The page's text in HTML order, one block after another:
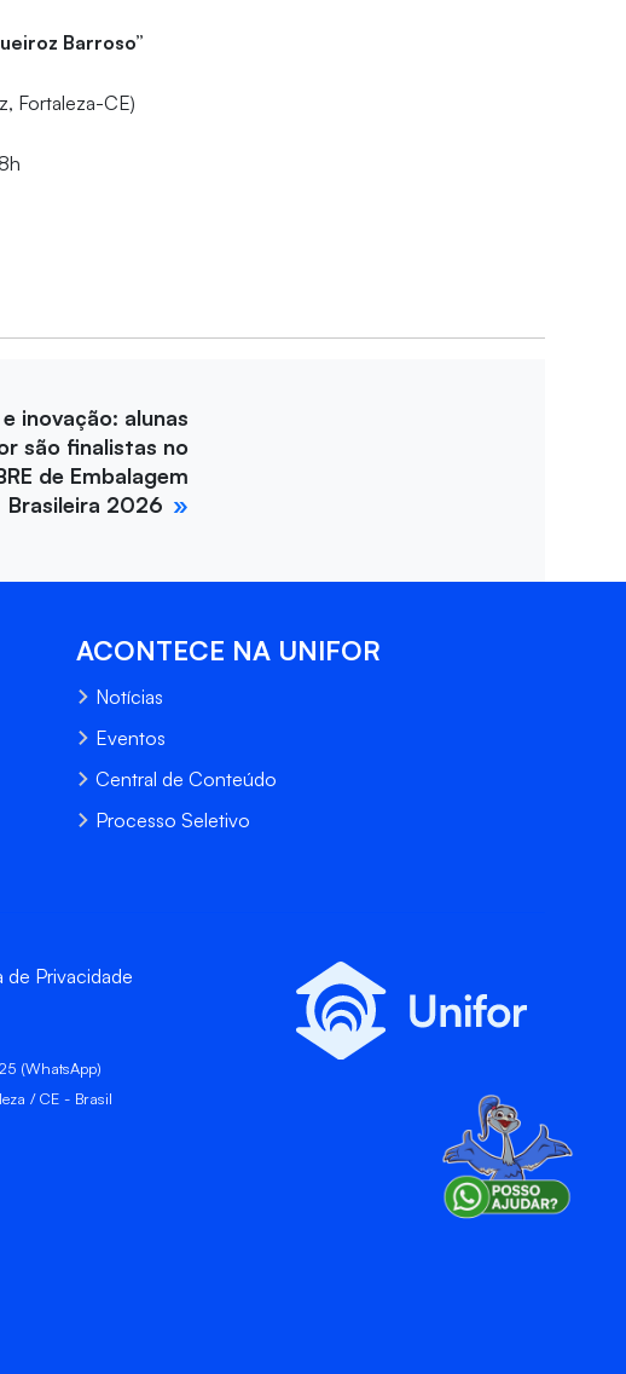
Barroso”
Fortaleza-CE)
inovação: alunas
são finalistas no
de Embalagem
Brasileira 2026
ACONTECE NA UNIFOR
Notícias
Eventos
Central de Conteúdo
Processo Seletivo
de Privacidade
(WhatsApp)
/ CE - Brasil